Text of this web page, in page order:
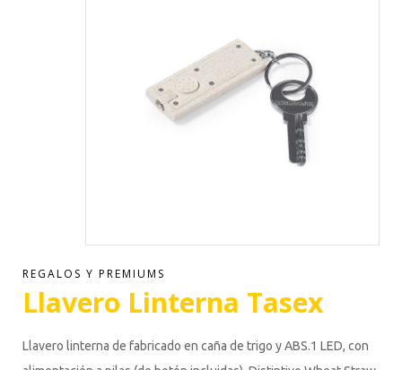
REGALOS Y PREMIUMS
Llavero Linterna Tasex
Llavero linterna de fabricado en caña de trigo y ABS.1 LED, con